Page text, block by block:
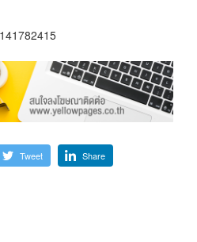
Tweet Share